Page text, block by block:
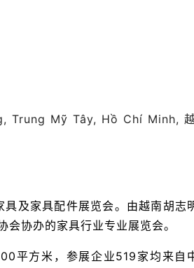
Trung Mỹ Tây, Hồ Chí Minh,
及家具配件展览会。由越南胡志
协办的家具行业专业展览会。
平方米，参展企业519家均来自